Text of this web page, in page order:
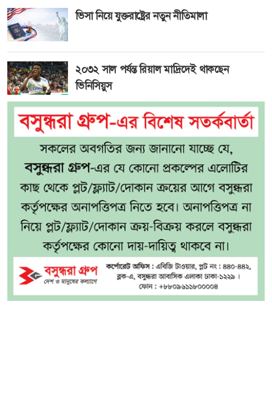
ভিসা নিয়ে যুক্তরাষ্ট্রের নতুন নীতিমালা
২০৩২ সাল পর্যন্ত রিয়াল মাদ্রিদেই থাকছেন
ভিনিসিয়ুস